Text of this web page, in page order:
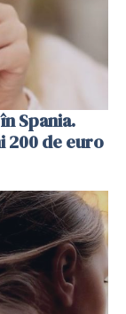
Spania.
200 de euro